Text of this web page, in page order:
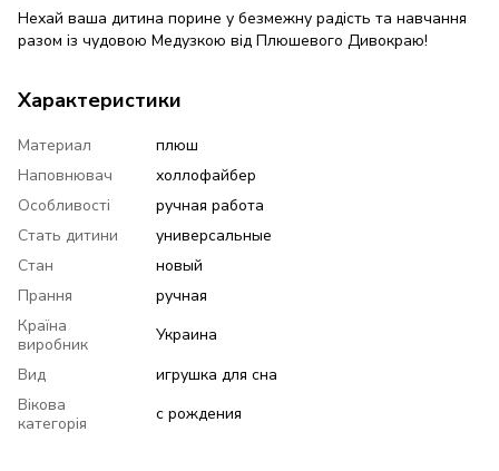
Нехай ваша дитина порине у безмежну радість та навчання
разом із чудовою Медузкою від Плюшевого Дивокраю!
Характеристики
Материал
плюш
Наповнювач
холлофайбер
Особливості
ручная работа
Стать дитини
универсальные
Стан
новый
Прання
ручная
Країна
виробник
Украина
Вид
игрушка для сна
Вікова
категорія
с рождения